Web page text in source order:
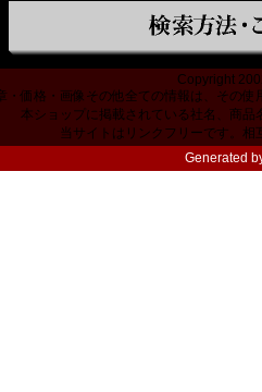
Copyright
・価格・画像その他全ての情報は、その
本ショップに掲載されている社名、商
当サイトはリンクフリーです。相
Generated